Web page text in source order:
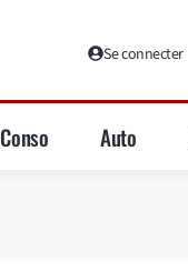
Se connecter
Conso Auto